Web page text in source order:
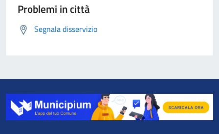
Problemi in città
Segnala disservizio